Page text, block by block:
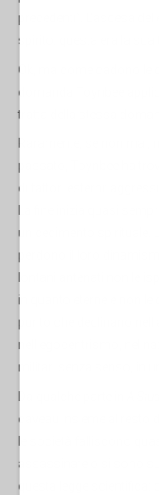
precedenti”. L'ascesa
spirito: questa era la sua
Ok, ma come cadono le
domanda Toynbee
tratta della stessa
passato, Toynbee ha
di fattori esterni:
un cedimento spirituale.
perdono il loro
in quanto eterne e non le
punto che declinano
nell'egocentrismo, nel
militari senza senso, in
caveau insieme al resto
assassinate o si sono
questa legge scientifica: